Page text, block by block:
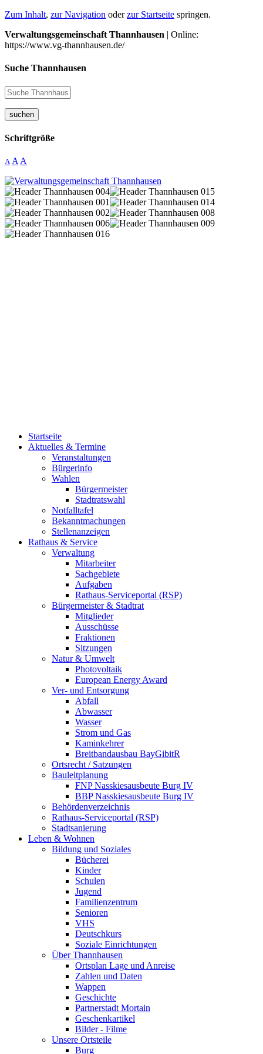
Zum Inhalt, zur Navigation oderzur Startseite springen.
Verwaltungsgemeinschaft Thannhausen | Online:
https://www.vg-thannhausen.de/
Suche Thannhausen
suchen
Schriftgröße
A A A
Startseite
Aktuelles & Termine
Veranstaltungen
Bürgerinfo
Wahlen
Bürgermeister
Stadtratswahl
Notfalltafel
Bekanntmachungen
Stellenanzeigen
Rathaus & Service
Verwaltung
Mitarbeiter
Sachgebiete
Aufgaben
Rathaus-Serviceportal (RSP)
Bürgermeister & Stadtrat
Mitglieder
Ausschüsse
Fraktionen
Sitzungen
Natur & Umwelt
Photovoltaik
European Energy Award
Ver- und Entsorgung
Abfall
Abwasser
Wasser
Strom und Gas
Kaminkehrer
Breitbandausbau BayGibitR
Ortsrecht / Satzungen
Bauleitplanung
FNP Nasskiesausbeute Burg IV
BBP Nasskiesausbeute Burg IV
Behördenverzeichnis
Rathaus-Serviceportal (RSP)
Stadtsanierung
Leben & Wohnen
Bildung und Soziales
Bücherei
Kinder
Schulen
Jugend
Familienzentrum
Senioren
VHS
Deutschkurs
Soziale Einrichtungen
Über Thannhausen
Ortsplan Lage und Anreise
Zahlen und Daten
Wappen
Geschichte
Partnerstadt Mortain
Geschenkartikel
Bilder - Filme
Unsere Ortsteile
Burg